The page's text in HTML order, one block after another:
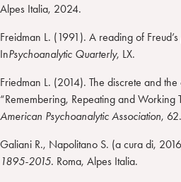
Alpes Italia, 2024.
Freidman L. (1991). A reading of Freud’s
InPsychoanalytic Quarterly, LX.
Friedman L. (2014). The discrete and the
“Remembering, Repeating and Working
American Psychoanalytic Association, 62.
Galiani R., Napolitano S. (a cura di,
1895-2015. Roma, Alpes Italia.